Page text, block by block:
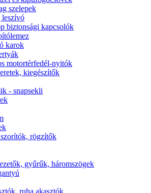
szelepek
leszívó
biztonsági kapcsolók
karok
motortérfedél-nyitók
kiegészítők
- snapsekli
rögzítők
gyűrűk, háromszögek